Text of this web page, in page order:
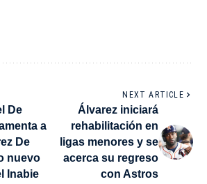
De
a
De
nuevo
Inabie
NEXT ARTICLE
Álvarez iniciará
rehabilitación en
ligas menores y se
acerca su regreso
con Astros